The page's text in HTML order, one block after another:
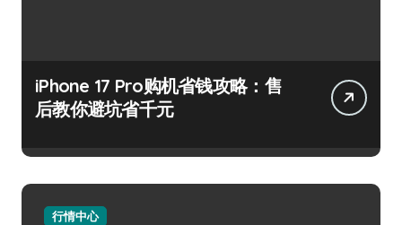
iPhone 17 Pro购机省钱攻略：售
后教你避坑省千元
行情中心